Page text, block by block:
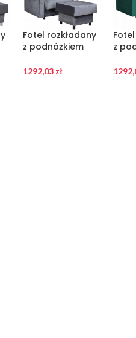
Fotel rozkładany
z podnóżkiem
Meble
1292,03zł
z